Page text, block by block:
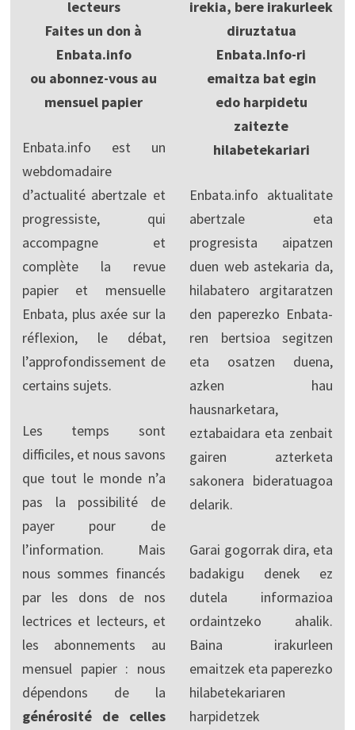
lecteurs
Faites un don à
Enbata.info
ou abonnez-vous au
mensuel papier
Enbata.info est un
webdomadaire
d’actualité abertzale et
progressiste, qui
accompagne et
complète la revue
papier et mensuelle
Enbata, plus axée sur la
réflexion, le débat,
l’approfondissement de
certains sujets.
Les temps sont
difficiles, et nous savons
que tout le monde n’a
pas la possibilité de
payer pour de
l’information. Mais
nous sommes financés
par les dons de nos
lectrices et lecteurs, et
les abonnements au
mensuel papier : nous
dépendons de la
générosité de celles
irekia, bere irakurleek
diruztatua
Enbata.Info-ri
emaitza bat egin
edo harpidetu
zaitezte
hilabetekariari
Enbata.info aktualitate
abertzale eta
progresista aipatzen
duen web astekaria da,
hilabatero argitaratzen
den paperezko Enbata-
ren bertsioa segitzen
eta osatzen duena,
azken hau
hausnarketara,
eztabaidara eta zenbait
gairen azterketa
sakonera bideratuagoa
delarik.
Garai gogorrak dira, eta
badakigu denek ez
dutela informazioa
ordaintzeko ahalik.
Baina irakurleen
emaitzek eta paperezko
hilabetekariaren
harpidetzek